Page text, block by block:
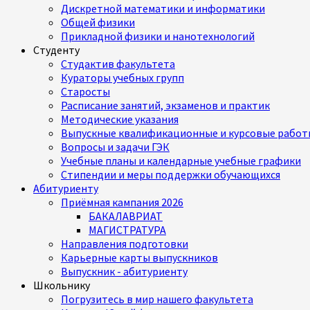
Дискретной математики и информатики
Общей физики
Прикладной физики и нанотехнологий
Студенту
Студактив факультета
Кураторы учебных групп
Старосты
Расписание занятий, экзаменов и практик
Методические указания
Выпускные квалификационные и курсовые
Вопросы и задачи ГЭК
Учебные планы и календарные учебные графики
Стипендии и меры поддержки обучающихся
Абитуриенту
Приёмная кампания 2026
БАКАЛАВРИАТ
МАГИСТРАТУРА
Направления подготовки
Карьерные карты выпускников
Выпускник - абитуриенту
Школьнику
Погрузитесь в мир нашего факультета